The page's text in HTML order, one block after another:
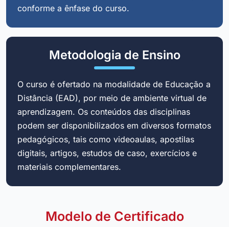
conforme a ênfase do curso.
Metodologia de Ensino
O curso é ofertado na modalidade de Educação a
Distância (EAD), por meio de ambiente virtual de
aprendizagem. Os conteúdos das disciplinas
podem ser disponibilizados em diversos formatos
pedagógicos, tais como videoaulas, apostilas
digitais, artigos, estudos de caso, exercícios e
materiais complementares.
Modelo de Certificado